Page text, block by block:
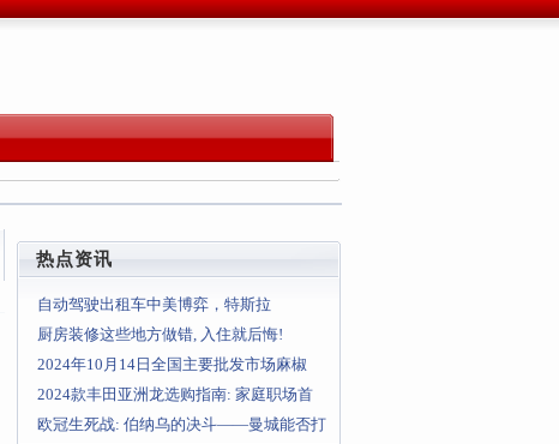
热点资讯
自动驾驶出租车中美博弈，特斯拉
Robotaxi能赶超中国？
厨房装修这些地方做错, 入住就后悔!
2024年10月14日全国主要批发市场麻椒
（皱皮青椒）价格行情
2024款丰田亚洲龙选购指南: 家庭职场首
选 这三款配置最值
欧冠生死战: 伯纳乌的决斗——曼城能否打